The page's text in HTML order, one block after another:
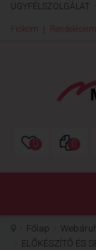
ÜGYFÉLSZOLGÁLAT:
Fiókom Rendeléseim
0 0
Főlap
ELŐKÉSZÍTŐ ÉS